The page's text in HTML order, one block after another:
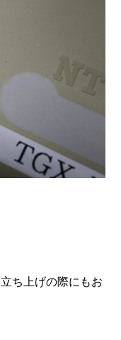
ち上げの際にもお